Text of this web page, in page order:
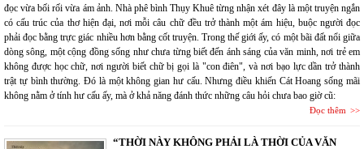
đọc vừa bối rối vừa ám ảnh. Nhà phê bình Thụy Khuê từng nhận xét đây là một truyện ngắn
có cấu trúc của thơ hiện đại, nơi mỗi câu chữ đều trở thành một ám hiệu, buộc người đọc
phải đọc bằng trực giác nhiều hơn bằng cốt truyện. Trong thế giới ấy, có một bãi đất nổi giữa
dòng sông, một cộng đồng sống như chưa từng biết đến ánh sáng của văn minh, nơi trẻ em
không được học chữ, nơi người biết chữ bị gọi là "con điên", và nơi bạo lực dần trở thành
trật tự bình thường. Đó là một không gian hư cấu. Nhưng điều khiến Cát Hoang sống mãi
không nằm ở tính hư cấu ấy, mà ở khả năng đánh thức những câu hỏi chưa bao giờ cũ:
Đọc thêm
“THỜI NÀY KHÔNG PHẢI LÀ THỜI CỦA VĂN